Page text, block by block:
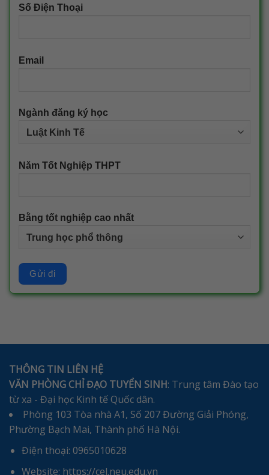
Số Điện Thoại
Email
Ngành đăng ký học
Năm Tốt Nghiệp THPT
Bằng tốt nghiệp cao nhất
THÔNG TIN LIÊN HỆ
VĂN PHÒNG CHỈ ĐẠO TUYỂN SINH: Trung tâm Đào tạo
từ xa - Đại học Kinh tế Quốc dân.
Phòng 103 Tòa nhà A1, Số 207 Đường Giải Phóng,
Phường Bạch Mai, Thành phố Hà Nội.
Điện thoại: 0965010628
Website: https://cel.neu.edu.vn